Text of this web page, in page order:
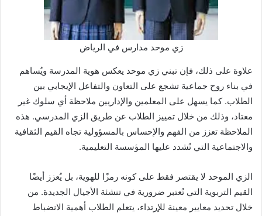
زي موحد مدارس في الرياض
علاوة على ذلك، فإن تبني زي موحد يعكس هوية المدرسة ويُساهم
في بناء روح جماعية تشجع على التعاون والتفاعل الإيجابي بين
الطلاب. كما يسهل على المعلمين والإداريين ملاحظة أي سلوك غير
معتاد، وذلك من خلال تمييز الطلاب عن طريق الزي المدرسي. هذه
الملاحظة تعزز من الفهم والإحساس بالمسؤولية تجاه القيم الثقافية
والاجتماعية التي تُشدد عليها المؤسسة التعليمية.
الزي الموحد لا يقتصر فقط على كونه رمزًا للهوية، بل يُعزز أيضًا
القيم التربوية التي تُعتبر ضرورية في تنشئة الأجيال الجديدة. من
خلال تحديد معايير معينة للإرتداء، يتعلم الطلاب أهمية الانضباط